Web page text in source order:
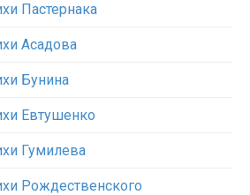
Пастернака
Асадова
Бунина
Евтушенко
Гумилева
Рождественского